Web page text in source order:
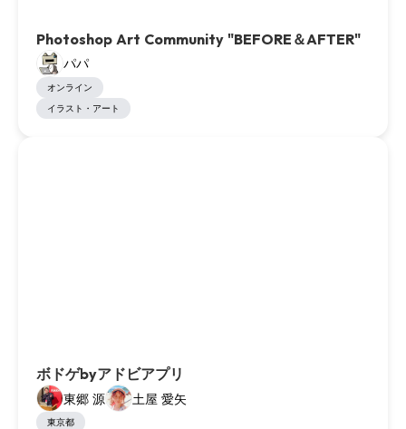
Photoshop Art Community "BEFORE＆AFTER"
パパ
オンライン
イラスト・アート
ボドゲbyアドビアプリ
東郷 源 土屋 愛矢
東京都